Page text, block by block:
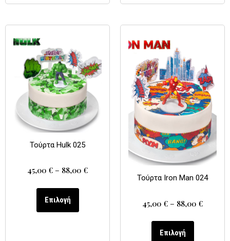
Τούρτα Hulk 025
45,00 € – 88,00 €
Επιλογή
Τούρτα Iron Man 024
45,00 € – 88,00 €
Επιλογή